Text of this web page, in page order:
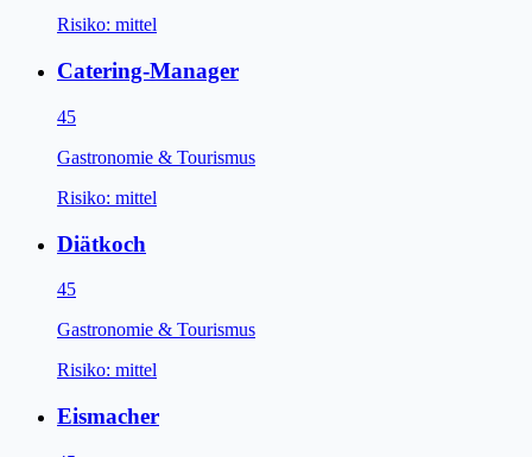
Risiko: mittel
Catering-Manager
45
Gastronomie & Tourismus
Risiko: mittel
Diätkoch
45
Gastronomie & Tourismus
Risiko: mittel
Eismacher